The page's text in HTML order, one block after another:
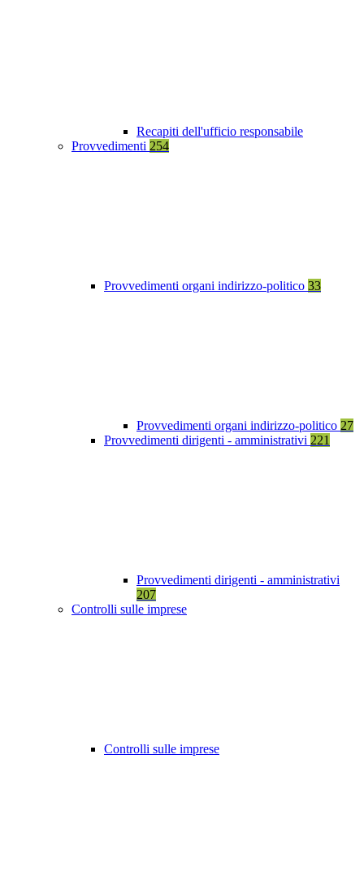
Recapiti dell'ufficio responsabile
Provvedimenti 254
Provvedimenti organi indirizzo-politico 33
Provvedimenti organi indirizzo-politico 27
Provvedimenti dirigenti - amministrativi 221
Provvedimenti dirigenti - amministrativi
207
Controlli sulle imprese
Controlli sulle imprese